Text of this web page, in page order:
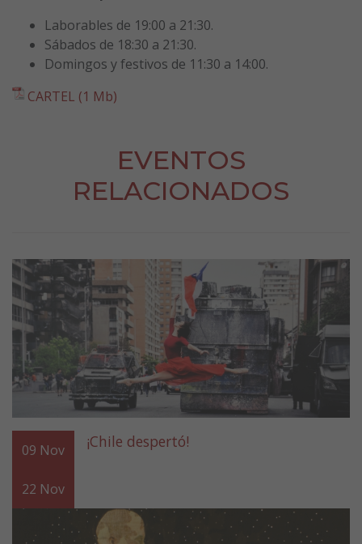
Laborables de 19:00 a 21:30.
Sábados de 18:30 a 21:30.
Domingos y festivos de 11:30 a 14:00.
CARTEL (1 Mb)
EVENTOS
RELACIONADOS
09 Nov
22 Nov
¡Chile despertó!